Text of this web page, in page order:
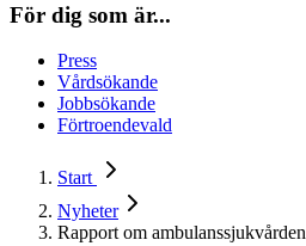
För dig som är...
Press
Vårdsökande
Jobbsökande
Förtroendevald
Start
Nyheter
Rapport om ambulanssjukvården